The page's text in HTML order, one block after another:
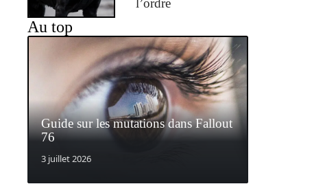
l’ordre
Au top
Guide sur les mutations dans Fallout
76
3 juillet 2026